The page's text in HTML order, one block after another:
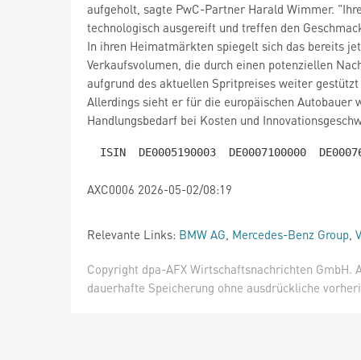
aufgeholt, sagte PwC-Partner Harald Wimmer.
technologisch ausgereift und treffen den
In ihren Heimatmärkten spiegelt sich das bereits
Verkaufsvolumen, die durch einen potenziellen
aufgrund des aktuellen Spritpreises weiter
Allerdings sieht er für die europäischen Autobauer
Handlungsbedarf bei Kosten und
AXC0006 2026-05-02/08:19
Relevante Links: BMW AG, Mercedes-Benz Group,
Copyright dpa-AFX Wirtschaftsnachrichten
dauerhafte Speicherung ohne ausdrückliche